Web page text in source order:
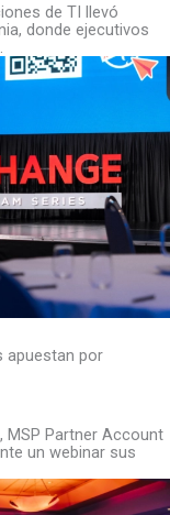
de TI llevó
donde ejecutivos
apuestan por
MSP Partner Account
un webinar sus